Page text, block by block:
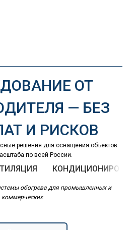
ОТ
— БЕЗ
И РИСКОВ
решения для оснащения объектов
по всей России.
обогрева для промышленных и
коммерческих